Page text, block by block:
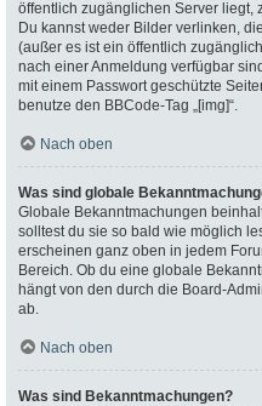
öffentlich zugänglichen Server liegt,
Du kannst weder Bilder verlinken,
(außer es ist ein öffentlich
nach einer Anmeldung verfügbar
mit einem Passwort geschützte
benutze den BBCode-Tag „[img]“.
Nach oben
Was sind globale
Globale Bekanntmachungen
solltest du sie so bald wie möglich
erscheinen ganz oben in jedem
Bereich. Ob du eine globale
hängt von den durch die Board-
ab.
Nach oben
Was sind Bekanntmachungen?